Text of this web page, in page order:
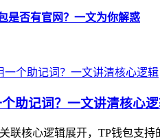
是否有官网？一文为你解惑
助记词？一文讲清核心
联核心逻辑展开，TP钱包支